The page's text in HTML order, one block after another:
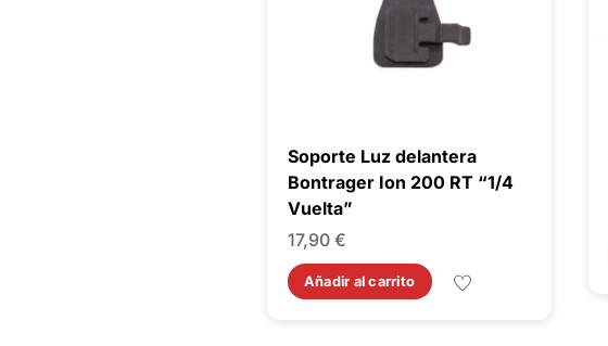
Soporte Luz delantera
Bontrager Ion 200 RT “1/4
Vuelta”
17,90 €
Añadir al carrito